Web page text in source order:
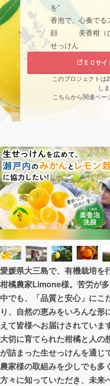
ビジネス・起業
まちづくり・地域
CAMPFIRE for Social
CAMPFIREふるさと
を” 弾
香泡で、心奏でる
顔 美香柑（び
せっけん
ＥＣサ
このプロジェクトは
し
こちらから関連ペー
愛媛県大三島で、有機栽培を
柑橘農家Limone様。苦労が
中でも、「品質と安心」にこ
り、自然の恵みをいろんな形
えて皆様へお届けされていま
大切に育てられた柑橘と人の
が詰まった生せっけんを通じて
農家様の取組みを少しでも多
方々に知っていただき、未来